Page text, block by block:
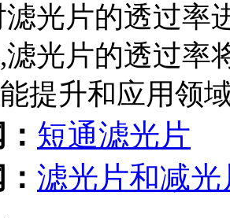
光片的透过率
光片的透过率
提升和应用领
短通滤光片
滤光片和减